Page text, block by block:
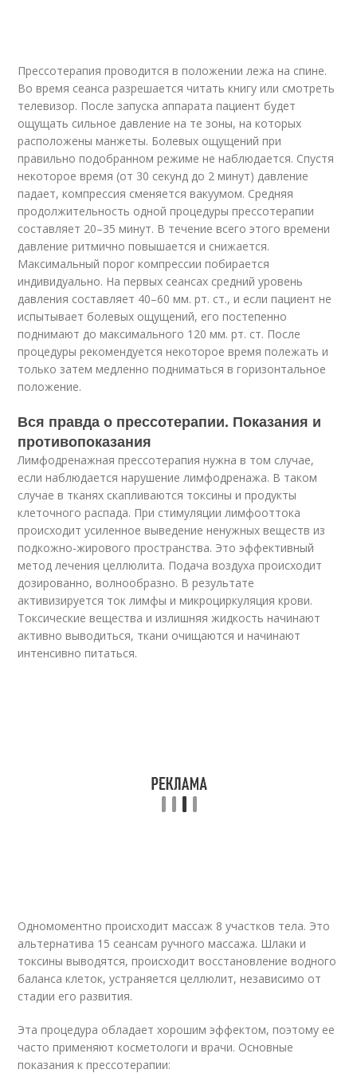
Прессотерапия проводится в положении лежа на спине.
Во время сеанса разрешается читать книгу или смотреть
телевизор. После запуска аппарата пациент будет
ощущать сильное давление на те зоны, на которых
расположены манжеты. Болевых ощущений при
правильно подобранном режиме не наблюдается. Спустя
некоторое время (от 30 секунд до 2 минут) давление
падает, компрессия сменяется вакуумом. Средняя
продолжительность одной процедуры прессотерапии
составляет 20–35 минут. В течение всего этого времени
давление ритмично повышается и снижается.
Максимальный порог компрессии побирается
индивидуально. На первых сеансах средний уровень
давления составляет 40–60 мм. рт. ст., и если пациент не
испытывает болевых ощущений, его постепенно
поднимают до максимального 120 мм. рт. ст. После
процедуры рекомендуется некоторое время полежать и
только затем медленно подниматься в горизонтальное
положение.
Вся правда о прессотерапии. Показания и
противопоказания
Лимфодренажная прессотерапия нужна в том случае,
если наблюдается нарушение лимфодренажа. В таком
случае в тканях скапливаются токсины и продукты
клеточного распада. При стимуляции лимфооттока
происходит усиленное выведение ненужных веществ из
подкожно-жирового пространства. Это эффективный
метод лечения целлюлита. Подача воздуха происходит
дозированно, волнообразно. В результате
активизируется ток лимфы и микроциркуляция крови.
Токсические вещества и излишняя жидкость начинают
активно выводиться, ткани очищаются и начинают
интенсивно питаться.
Одномоментно происходит массаж 8 участков тела. Это
альтернатива 15 сеансам ручного массажа. Шлаки и
токсины выводятся, происходит восстановление водного
баланса клеток, устраняется целлюлит, независимо от
стадии его развития.
Эта процедура обладает хорошим эффектом, поэтому ее
часто применяют косметологи и врачи. Основные
показания к прессотерапии: